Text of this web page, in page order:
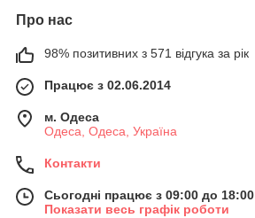
Про нас
98% позитивних з 571 відгука за рік
Працює з 02.06.2014
м. Одеса
Одеса, Одеса, Україна
Контакти
Сьогодні працює з 09:00 до 18:00
Показати весь графік роботи